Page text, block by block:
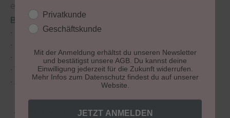
einfach abnehmen. 100% Gelinggarantie!
Besondere Merkmale:
• Erhältlich in 12 Farben
• Ohne Dispersionsschicht
• Vegan
• Animal friendly
lichthärtend
Kundengruppe
Privatkunde
Geschäftskunde
Mit der Anmeldung erhältst du unseren Newsletter
und bestätigst unsere AGB. Du kannst deine
Einwilligung jederzeit für die Zukunft widerrufen.
Mehr Infos zum Datenschutz findest du auf unserer
Website.
JETZT ANMELDEN